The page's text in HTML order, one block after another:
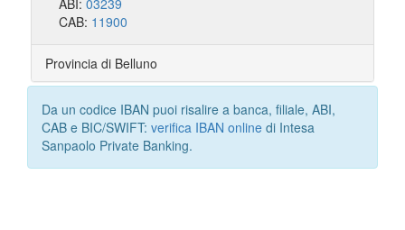
ABI: 03239
CAB: 11900
Provincia di Belluno
Da un codice IBAN puoi risalire a banca, filiale, ABI,
CAB e BIC/SWIFT: verifica IBAN online di Intesa
Sanpaolo Private Banking.